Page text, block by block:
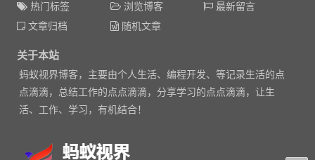
热门标签
浏览博客
最新留言
文章归档
随机文章
关于本站
蚂蚁视界博客，主要由个人生活、编程开发、等记录生活的点
点滴滴，总结工作的点点滴滴，分享学习的点点滴滴，让生
活、工作、学习，有机结合！